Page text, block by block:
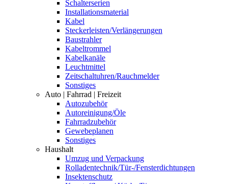
Schalterserien
Installationsmaterial
Kabel
Steckerleisten/Verlängerungen
Baustrahler
Kabeltrommel
Kabelkanäle
Leuchtmittel
Zeitschaltuhren/Rauchmelder
Sonstiges
Auto | Fahrrad | Freizeit
Autozubehör
Autoreinigung/Öle
Fahrradzubehör
Gewebeplanen
Sonstiges
Haushalt
Umzug und Verpackung
Rolladentechnik/Tür-/Fensterdichtungen
Insektenschutz